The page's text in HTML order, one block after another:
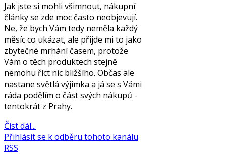
Jak jste si mohli všimnout, nákupní
články se zde moc často neobjevují.
Ne, že bych Vám tedy neměla každý
měsíc co ukázat, ale přijde mi to jako
zbytečné mrhání časem, protože
Vám o těch produktech stejně
nemohu říct nic bližšího. Občas ale
nastane světlá výjimka a já se s Vámi
ráda podělím o část svých nákupů -
tentokrát z Prahy.
Číst dál...
Přihlásit se k odběru tohoto kanálu
RSS